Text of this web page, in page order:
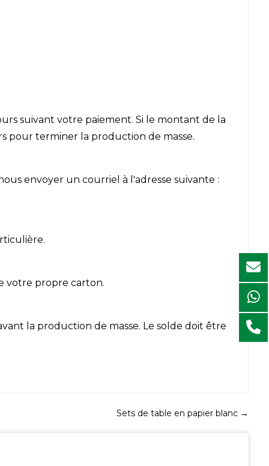
suivant votre paiement. Si le montant de la
pour terminer la production de masse.
envoyer un courriel à l'adresse suivante :
votre propre carton.
la production de masse. Le solde doit être
Sets de table en papier blanc →